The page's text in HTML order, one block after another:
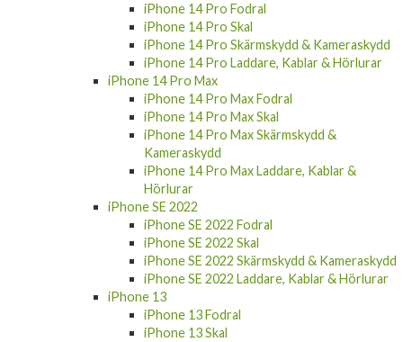
iPhone 14 Pro Fodral
iPhone 14 Pro Skal
iPhone 14 Pro Skärmskydd & Kameraskydd
iPhone 14 Pro Laddare, Kablar & Hörlurar
iPhone 14 Pro Max
iPhone 14 Pro Max Fodral
iPhone 14 Pro Max Skal
iPhone 14 Pro Max Skärmskydd &
Kameraskydd
iPhone 14 Pro Max Laddare, Kablar &
Hörlurar
iPhone SE 2022
iPhone SE 2022 Fodral
iPhone SE 2022 Skal
iPhone SE 2022 Skärmskydd & Kameraskydd
iPhone SE 2022 Laddare, Kablar & Hörlurar
iPhone 13
iPhone 13 Fodral
iPhone 13 Skal